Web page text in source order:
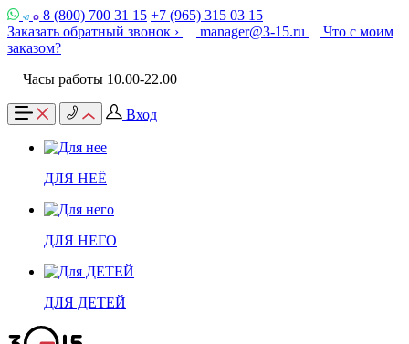
8 (800) 700 31 15 +7 (965) 315 03 15
Заказать обратный звонок ›
manager@3-15.ru
Что с моим
заказом?
Часы работы 10.00-22.00
Вход
ДЛЯ НЕЁ
ДЛЯ НЕГО
ДЛЯ ДЕТЕЙ